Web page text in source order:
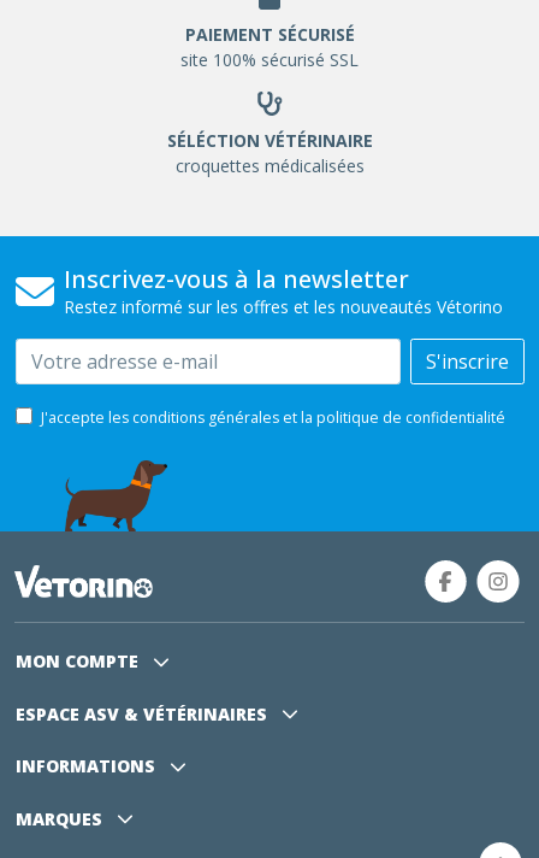
PAIEMENT SÉCURISÉ
site 100% sécurisé SSL
SÉLÉCTION VÉTÉRINAIRE
croquettes médicalisées
Inscrivez-vous à la newsletter
Restez informé sur les offres et les nouveautés Vétorino
Email S'inscrire
J'accepte les conditions générales et la politique de confidentialité
MON COMPTE
ESPACE ASV & VÉTÉRINAIRES
INFORMATIONS
MARQUES